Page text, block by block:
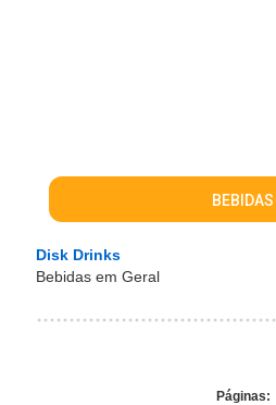
BEBIDAS
Disk Drinks
Bebidas em Geral
Páginas: